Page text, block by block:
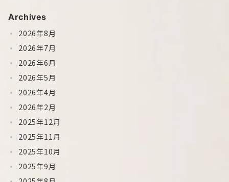
Archives
2026年8月
2026年7月
2026年6月
2026年5月
2026年4月
2026年2月
2025年12月
2025年11月
2025年10月
2025年9月